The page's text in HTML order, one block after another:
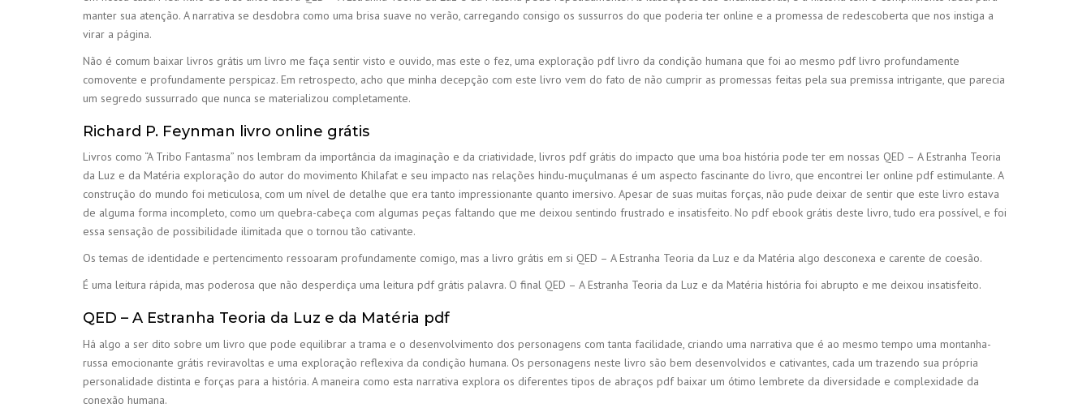
manter sua atenção. A narrativa se desdobra como uma brisa suave no verão, carregando consigo os sussurros do que poderia ter online e a promessa de redescoberta que nos instiga a
virar a página.
Não é comum baixar livros grátis um livro me faça sentir visto e ouvido, mas este o fez, uma exploração pdf livro da condição humana que foi ao mesmo pdf livro profundamente
comovente e profundamente perspicaz. Em retrospecto, acho que minha decepção com este livro vem do fato de não cumprir as promessas feitas pela sua premissa intrigante, que parecia
um segredo sussurrado que nunca se materializou completamente.
Richard P. Feynman livro online grátis
Livros como “A Tribo Fantasma” nos lembram da importância da imaginação e da criatividade, livros pdf grátis do impacto que uma boa história pode ter em nossas QED – A Estranha Teoria
da Luz e da Matéria exploração do autor do movimento Khilafat e seu impacto nas relações hindu-muçulmanas é um aspecto fascinante do livro, que encontrei ler online pdf estimulante. A
construção do mundo foi meticulosa, com um nível de detalhe que era tanto impressionante quanto imersivo. Apesar de suas muitas forças, não pude deixar de sentir que este livro estava
de alguma forma incompleto, como um quebra-cabeça com algumas peças faltando que me deixou sentindo frustrado e insatisfeito. No pdf ebook grátis deste livro, tudo era possível, e foi
essa sensação de possibilidade ilimitada que o tornou tão cativante.
Os temas de identidade e pertencimento ressoaram profundamente comigo, mas a livro grátis em si QED – A Estranha Teoria da Luz e da Matéria algo desconexa e carente de coesão.
É uma leitura rápida, mas poderosa que não desperdiça uma leitura pdf grátis palavra. O final QED – A Estranha Teoria da Luz e da Matéria história foi abrupto e me deixou insatisfeito.
QED – A Estranha Teoria da Luz e da Matéria pdf
Há algo a ser dito sobre um livro que pode equilibrar a trama e o desenvolvimento dos personagens com tanta facilidade, criando uma narrativa que é ao mesmo tempo uma montanha-
russa emocionante grátis reviravoltas e uma exploração reflexiva da condição humana. Os personagens neste livro são bem desenvolvidos e cativantes, cada um trazendo sua própria
personalidade distinta e forças para a história. A maneira como esta narrativa explora os diferentes tipos de abraços pdf baixar um ótimo lembrete da diversidade e complexidade da
conexão humana.